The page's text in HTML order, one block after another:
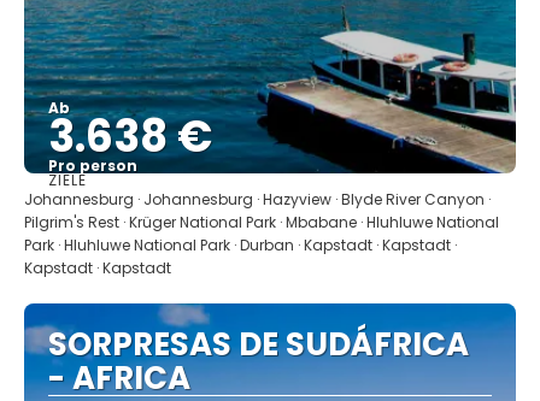
Ab
3.638 €
Pro person
Sehen
ZIELE
Johannesburg · Johannesburg · Hazyview · Blyde River Canyon ·
Pilgrim's Rest · Krüger National Park · Mbabane · Hluhluwe National
Park · Hluhluwe National Park · Durban · Kapstadt · Kapstadt ·
Kapstadt · Kapstadt
SORPRESAS DE SUDÁFRICA
- AFRICA